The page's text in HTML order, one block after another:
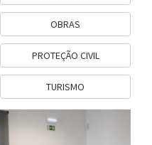
OBRAS
PROTEÇÃO CIVIL
TURISMO